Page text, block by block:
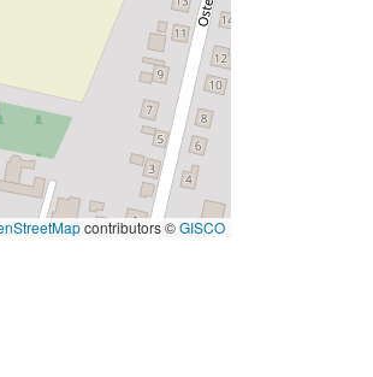
contributors ©GISCO